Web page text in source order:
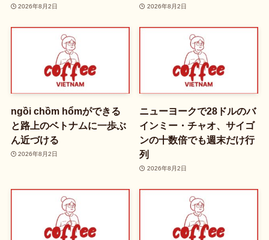
2026年8月2日 2026年8月2日
ngồi chồm hổmができる
と路上のベトナムに一歩ぶ
ん近づける
2026年8月2日
ニューヨークで28ドルのバ
インミー・チャオ、サイゴ
ンの十数倍でも週末だけ行
列
2026年8月2日